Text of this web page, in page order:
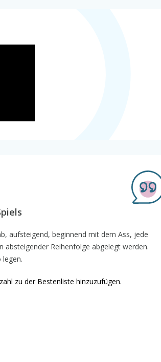
aufsteigend, beginnend mit dem Ass, jede
absteigender Reihenfolge abgelegt werden.
legen.
zu der Bestenliste hinzuzufügen.